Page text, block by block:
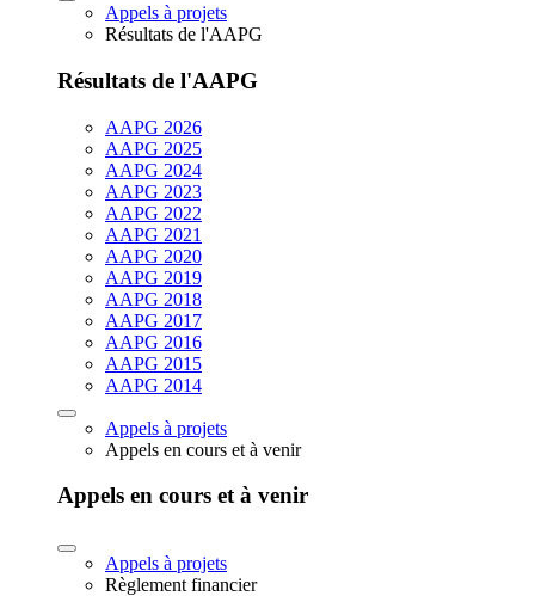
Appels à projets
Résultats de l'AAPG
Résultats de l'AAPG
AAPG 2026
AAPG 2025
AAPG 2024
AAPG 2023
AAPG 2022
AAPG 2021
AAPG 2020
AAPG 2019
AAPG 2018
AAPG 2017
AAPG 2016
AAPG 2015
AAPG 2014
Appels à projets
Appels en cours et à venir
Appels en cours et à venir
Appels à projets
Règlement financier